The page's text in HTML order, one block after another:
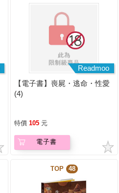
Readmoo
【電子書】喪屍・逃命・性愛
(4)
特價 105 元
電子書
TOP 48